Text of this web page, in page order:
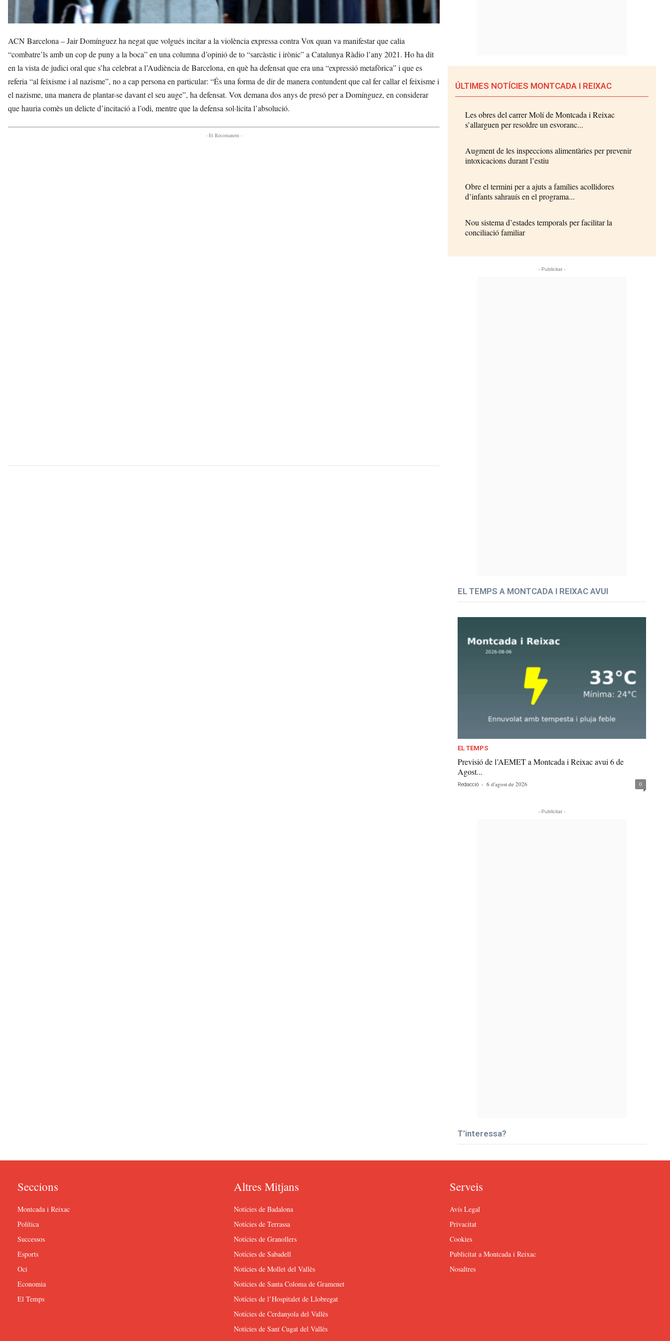
ACN Barcelona – Jair Domínguez ha negat que volgués incitar a la violència expressa contra Vox quan va manifestar que calia
“combatre’ls amb un cop de puny a la boca” en una columna d’opinió de to “sarcàstic i irònic” a Catalunya Ràdio l’any 2021. Ho ha dit
en la vista de judici oral que s’ha celebrat a l’Audiència de Barcelona, en què ha defensat que era una “expressió metafòrica” i que es
referia “al feixisme i al nazisme”, no a cap persona en particular: “És una forma de dir de manera contundent que cal fer callar el feixisme i
el nazisme, una manera de plantar-se davant el seu auge”, ha defensat. Vox demana dos anys de presó per a Domínguez, en considerar
que hauria comès un delicte d’incitació a l’odi, mentre que la defensa sol·licita l’absolució.
- Et Recomanem -
ÚLTIMES NOTÍCIES MONTCADA I REIXAC
Les obres del carrer Molí de Montcada i Reixac
s’allarguen per resoldre un esvoranc...
Augment de les inspeccions alimentàries per prevenir
intoxicacions durant l’estiu
Obre el termini per a ajuts a famílies acollidores
d’infants sahrauís en el programa...
Nou sistema d’estades temporals per facilitar la
conciliació familiar
- Publicitat -
EL TEMPS A MONTCADA I REIXAC AVUI
EL TEMPS
Previsió de l’AEMET a Montcada i Reixac avui 6 de
Agost...
Redacció - 6 d'agost de 2026 0
- Publicitat -
T’interessa?
Seccions
Montcada i Reixac
Política
Successos
Esports
Oci
Economia
El Temps
Altres Mitjans
Notícies de Badalona
Notícies de Terrassa
Notícies de Granollers
Notícies de Sabadell
Notícies de Mollet del Vallès
Notícies de Santa Coloma de Gramenet
Notícies de l’Hospitalet de Llobregat
Notícies de Cerdanyola del Vallès
Notícies de Sant Cugat del Vallès
Serveis
Avís Legal
Privacitat
Cookies
Publicitat a Montcada i Reixac
Nosaltres